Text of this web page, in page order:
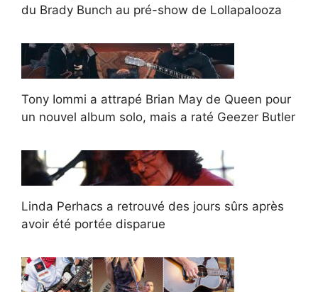
du Brady Bunch au pré-show de Lollapalooza
Tony Iommi a attrapé Brian May de Queen pour
un nouvel album solo, mais a raté Geezer Butler
Linda Perhacs a retrouvé des jours sûrs après
avoir été portée disparue